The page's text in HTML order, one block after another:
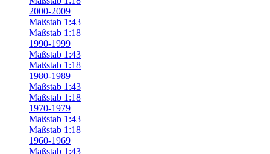
2000-2009
Maßstab 1:43
Maßstab 1:18
1990-1999
Maßstab 1:43
Maßstab 1:18
1980-1989
Maßstab 1:43
Maßstab 1:18
1970-1979
Maßstab 1:43
Maßstab 1:18
1960-1969
Maßstab 1:43